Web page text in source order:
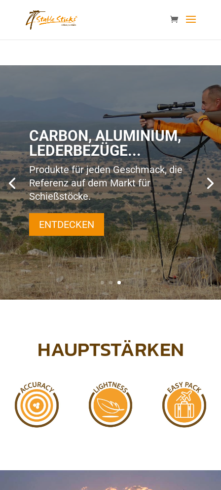
CARBON, ALUMINIUM,
LEDERBEZÜGE...
Produkte für jeden Geschmack, die
Referenz auf dem Markt für
Schießstöcke.
ENTDECKEN
HAUPTSTÄRKEN